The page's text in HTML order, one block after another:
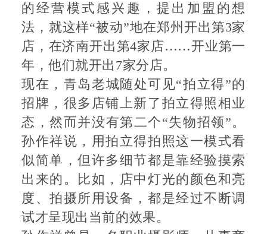
的经营模式感兴趣，提出加盟的想
法，就这样“被动”地在郑州开出第3家
店，在济南开出第4家店……开业第一
年，他们就开出7家分店。
现在，青岛老城随处可见“拍立得”的
招牌，很多店铺上新了拍立得照相业
态，然而并没有第二个“失物招领”。
孙作祥说，用拍立得拍照这一模式看
似简单，但许多细节都是靠经验摸索
出来的。比如，店中灯光的颜色和亮
度、拍摄所用设备，都是经过不断调
试才呈现出当前的效果。